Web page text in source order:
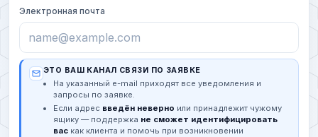
Электронная почта
ЭТО ВАШ КАНАЛ СВЯЗИ ПО ЗАЯВКЕ
На указанный e-mail приходят все уведомления и
запросы по заявке.
Если адрес введён неверно или принадлежит чужому
ящику — поддержка не сможет идентифицировать
вас как клиента и помочь при возникновении